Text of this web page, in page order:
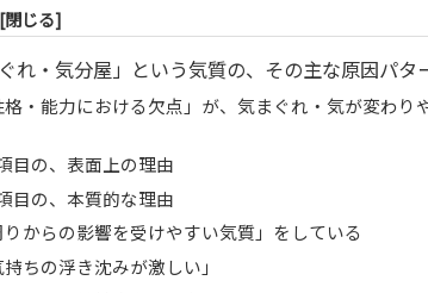
ぐれ・気分屋」という気質の、その主な原因パタ
格・能力における欠点」が、気まぐれ・気が変わり
目の、表面上の理由
目の、本質的な理由
りからの影響を受けやすい気質」をしている
ちの浮き沈みが激しい」